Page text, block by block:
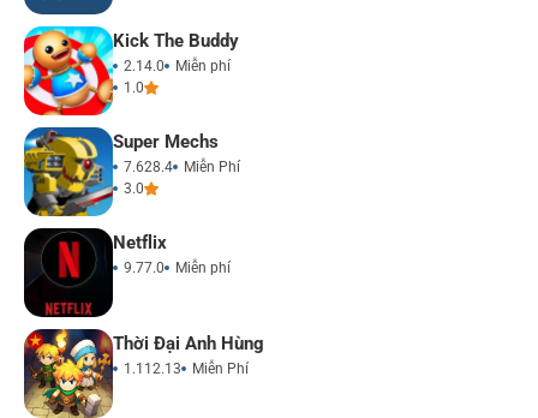
Kick The Buddy
2.14.0
Miễn phí
1.0
Super Mechs
7.628.4
Miễn Phí
3.0
Netflix
9.77.0 Miễn phí
Thời Đại Anh Hùng
1.112.13 Miễn Phí